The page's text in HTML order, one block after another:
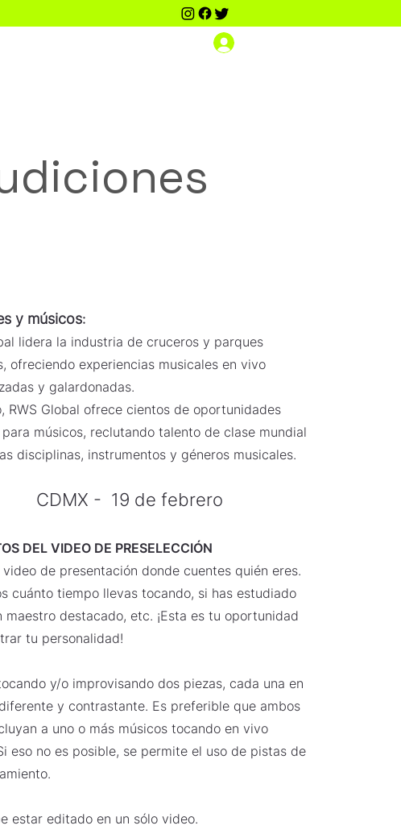
y músicos:
lidera la industria de cruceros y parques
ofreciendo experiencias musicales en vivo
y galardonadas.
RWS Global ofrece cientos de oportunidades
músicos, reclutando talento de clase mundial
disciplinas, instrumentos y géneros musicales.
CDMX - 19 de febrero
DEL VIDEO DE PRESELECCIÓN
video de presentación donde cuentes quién eres.
cuánto tiempo llevas tocando, si has estudiado
maestro destacado, etc. ¡Esta es tu oportunidad
tu personalidad!
y/o improvisando dos piezas, cada una en
y contrastante. Es preferible que ambos
a uno o más músicos tocando en vivo
eso no es posible, se permite el uso de pistas de
estar editado en un sólo video.